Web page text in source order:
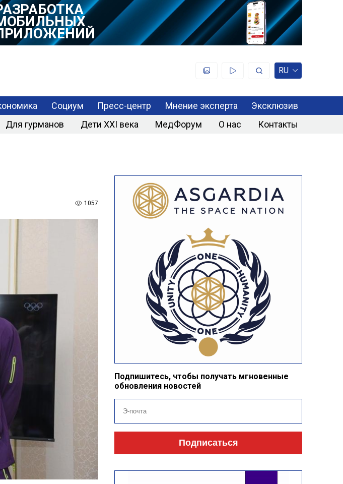
RU
Социум Пресс-центр Мнение эксперта
Эксклюзив
Для гурманов Дети XXI века МедФорум О нас Контакты
1057
Подпишитесь, чтобы получать мгновенные
обновления новостей
Подписаться